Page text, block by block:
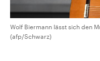
Wolf Biermann lässt sich den
(afp/Schwarz)